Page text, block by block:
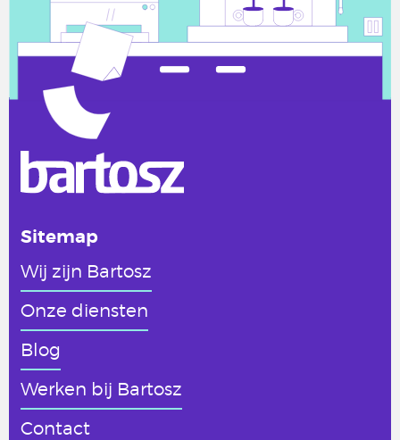
Sitemap
Wij zijn Bartosz
Onze diensten
Blog
Werken bij Bartosz
Contact